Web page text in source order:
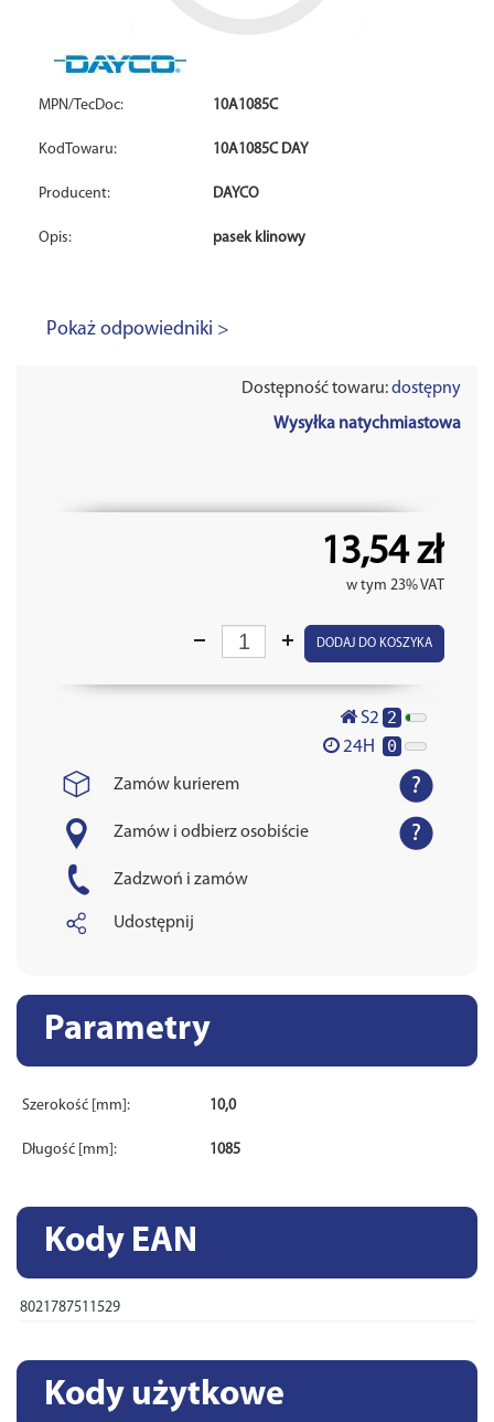
MPN/TecDoc: 10A1085C
KodTowaru: 10A1085C DAY
Producent: DAYCO
Opis: pasek klinowy
Pokaż odpowiedniki >
Dostępność towaru:dostępny
Wysyłka natychmiastowa
13,54 zł
w tym 23% VAT
DODAJ DO KOSZYKA
S2 2
24H 0
Zamów kurierem
Zamów i odbierz osobiście
Zadzwoń i zamów
Udostępnij
Parametry
Szerokość [mm]: 10,0
Długość [mm]: 1085
Kody EAN
8021787511529
Kody użytkowe